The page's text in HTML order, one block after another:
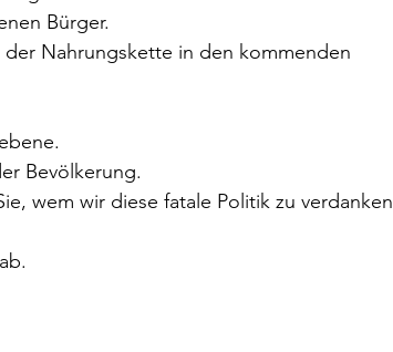
Bürger.
Nahrungskette in den kommenden
Bevölkerung.
wem wir diese fatale Politik zu verdanken